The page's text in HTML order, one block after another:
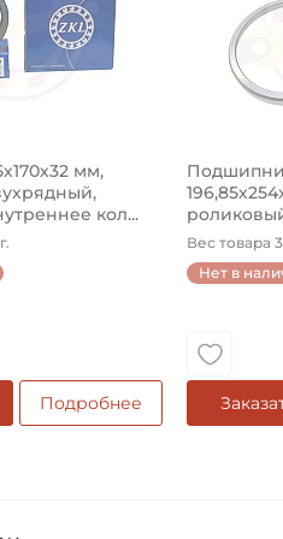
мм,
кол...
Подробнее
Вес товара
Нет в